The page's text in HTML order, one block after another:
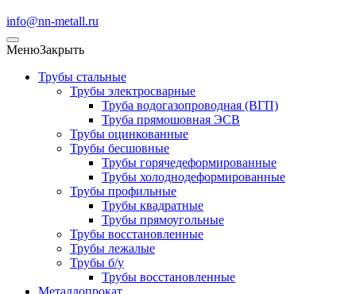
info@nn-metall.ru
МенюЗакрыть
Трубы стальные
Трубы электросварные
Труба водогазопроводная (ВГП)
Труба прямошовная ЭСВ
Трубы оцинкованные
Трубы бесшовные
Трубы горячедеформированные
Трубы холоднодеформированные
Трубы профильные
Трубы квадратные
Трубы прямоугольные
Трубы восстановленные
Трубы лежалые
Трубы б/у
Трубы восстановленные
Металлопрокат